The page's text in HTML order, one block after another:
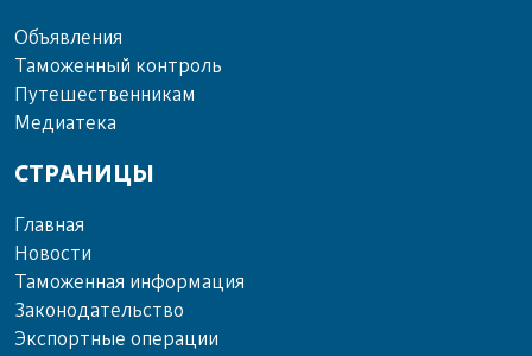
Объ­яв­ле­ния
Та­мо­жен­ный кон­троль
Пу­те­шест­вен­ни­кам
Ме­диа­те­ка
СТРАНИЦЫ
Главная
Новости
Таможенная информация
Законодательство
Экспортные операции